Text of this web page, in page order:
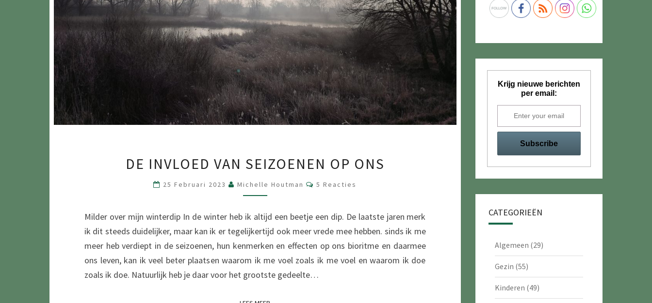
INVLOED
VAN
SEIZOENEN
ONS
DE INVLOED VAN SEIZOENEN OP ONS
25 Februari 2023 Michelle Houtman Reacties
5 Reacties
Milder over mijn winterdip In de winter heb ik altijd een beetje een dip. De laatste jaren merk
ik dit steeds duidelijker, maar kan ik er tegelijkertijd ook meer vrede mee hebben. sinds ik me
meer heb verdiept in de seizoenen, hun kenmerken en effecten op ons bioritme en daarmee
ons leven, kan ik veel beter plaatsen waarom ik me voel zoals ik me voel en waarom ik doe
zoals ik doe. Natuurlijk heb je daar voor het grootste gedeelte…
Krijg nieuwe berichten
per email:
CATEGORIEËN
Algemeen (29)
Gezin (55)
Kinderen (49)